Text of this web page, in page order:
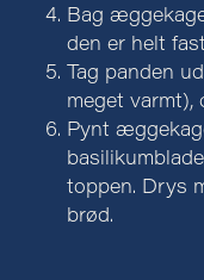
Bag
den er helt
Tag panden
meget varmt),
Pynt
toppen. Drys
brød.